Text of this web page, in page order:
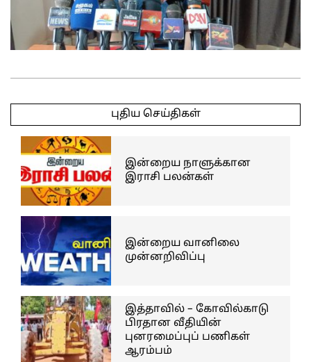
05-
புதிய செய்திகள்
இன்றைய நாளுக்கான
இராசி பலன்கள்
இன்றைய வானிலை
முன்னறிவிப்பு
இத்தாவில் – கோவில்காடு
பிரதான வீதியின்
புனரமைப்புப் பணிகள்
ஆரம்பம்